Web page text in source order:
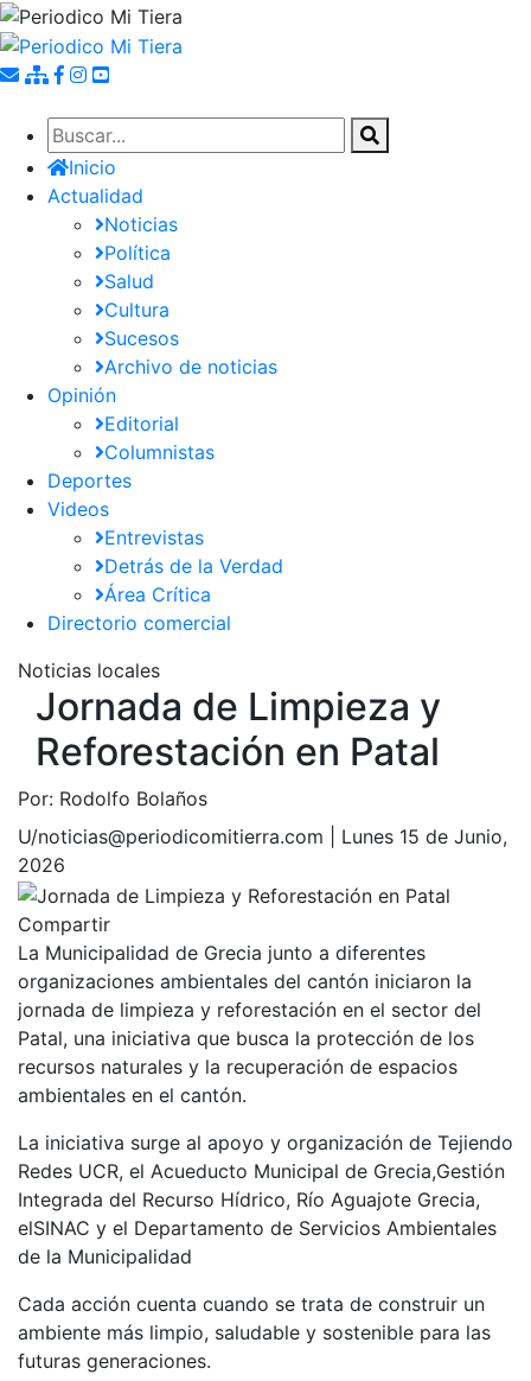
Pasar
al
contenido
Inicio
Actualidad
Noticias
Política
Salud
Cultura
Sucesos
Archivo de noticias
Opinión
Editorial
Columnistas
Deportes
Videos
Entrevistas
Detrás de la Verdad
Área Crítica
Directorio comercial
Noticias locales
Jornada de Limpieza y
Reforestación en Patal
Por: Rodolfo Bolaños
U/noticias@periodicomitierra.com | Lunes 15 de Junio,
2026
Compartir
La Municipalidad de Grecia junto a diferentes
organizaciones ambientales del cantón iniciaron la
jornada de limpieza y reforestación en el sector del
Patal, una iniciativa que busca la protección de los
recursos naturales y la recuperación de espacios
ambientales en el cantón.
La iniciativa surge al apoyo y organización de Tejiendo
Redes UCR, el Acueducto Municipal de Grecia,Gestión
Integrada del Recurso Hídrico, Río Aguajote Grecia,
elSINAC y el Departamento de Servicios Ambientales
de la Municipalidad
Cada acción cuenta cuando se trata de construir un
ambiente más limpio, saludable y sostenible para las
futuras generaciones.